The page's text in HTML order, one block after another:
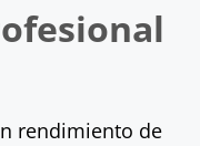
rendimiento de